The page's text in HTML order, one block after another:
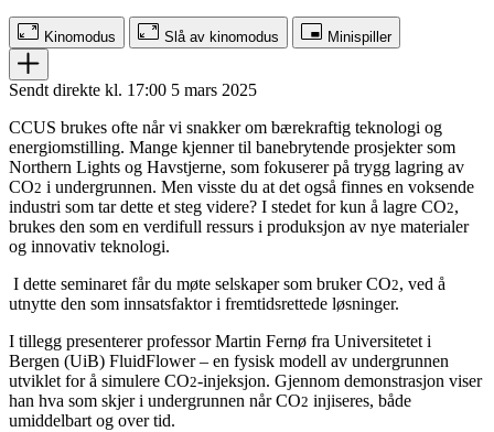
Kinomodus Slå av kinomodus Minispiller
Sendt direkte kl. 17:00 5 mars 2025
CCUS brukes ofte når vi snakker om bærekraftig teknologi og
energiomstilling. Mange kjenner til banebrytende prosjekter som
Northern Lights og Havstjerne, som fokuserer på trygg lagring av
CO2 i undergrunnen. Men visste du at det også finnes en voksende
industri som tar dette et steg videre? I stedet for kun å lagre CO2,
brukes den som en verdifull ressurs i produksjon av nye materialer
og innovativ teknologi.
I dette seminaret får du møte selskaper som bruker CO2, ved å
utnytte den som innsatsfaktor i fremtidsrettede løsninger.
I tillegg presenterer professor Martin Fernø fra Universitetet i
Bergen (UiB) FluidFlower – en fysisk modell av undergrunnen
utviklet for å simulere CO2-injeksjon. Gjennom demonstrasjon viser
han hva som skjer i undergrunnen når CO2 injiseres, både
umiddelbart og over tid.